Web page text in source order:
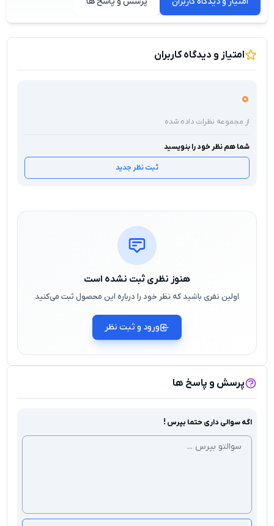
امتیاز و دیدگاه کاربران
0
از مجموعه نظرات داده شده
شما هم نظر خود را بنویسید
ثبت نظر جدید
هنوز نظری ثبت نشده است
اولین نفری باشید که نظر خود را درباره این محصول ثبت می‌کنید
ورود و ثبت نظر
پرسش و پاسخ ها
اگه سوالی داری حتما بپرس !